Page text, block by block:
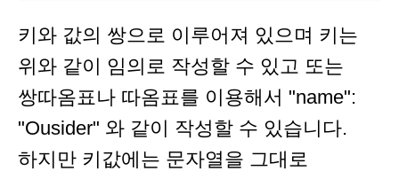
키와 값의 쌍으로 이루어져 있으며 키는
위와 같이 임의로 작성할 수 있고 또는
쌍따옴표나 따옴표를 이용해서 "name":
"Ousider" 와 같이 작성할 수 있습니다.
하지만 키값에는 문자열을 그대로